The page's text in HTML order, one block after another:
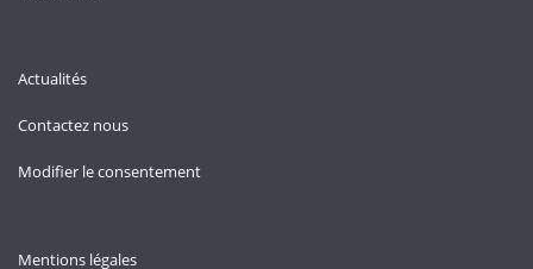
Actualités
Contactez nous
Modifier le consentement
Mentions légales